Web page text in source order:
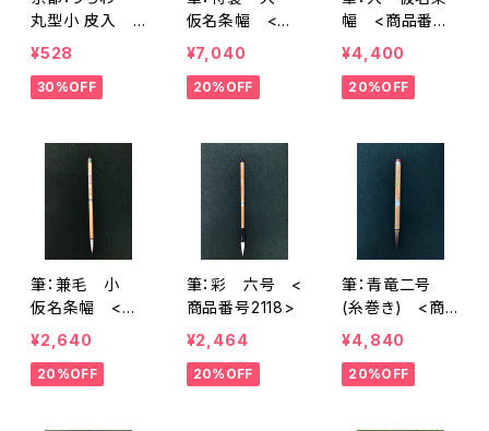
丸型小 皮入
楮紙 竹柄
4>
¥528
30%OFF
仮名条幅 <商
品番号2115>
¥7,040
20%OFF
幅 <商品番号
2116>
¥4,400
20%OFF
筆：兼毛 小
仮名条幅 <商
品番号2117>
¥2,640
20%OFF
筆：彩 六号 <
商品番号2118>
¥2,464
20%OFF
筆：青竜二号
(糸巻き) <商
品番号2119>
¥4,840
20%OFF